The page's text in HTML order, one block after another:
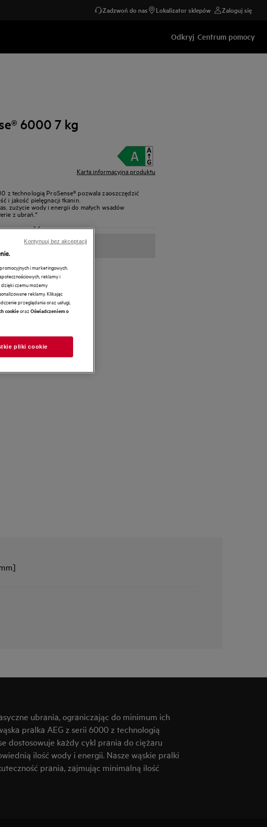
Zadzwoń do nas Lokalizator sklepów Zaloguj się
Odkryj Centrum pomocy
6000 7 kg
Karta informacyjna produktu
z technologią ProSense® pozwala zaoszczędzić
i jakość pielęgnacji tkanin.
zużycie wody i energii do małych wsadów
z ubrań.*
ubrania, ograniczając do minimum ich
pralka AEG z serii 6000 z technologią
dostosowuje każdy cykl prania do ciężaru
ilość wody i energii. Nasze wąskie pralki
prania, zajmując minimalną ilość
i marketingowych.
reklamy i
czemu możemy
reklamy. Klikając
przeglądania oraz usługi,
cookieoraz Oświadczeniem o
pliki cookie
Kontynuuj bez akceptacji